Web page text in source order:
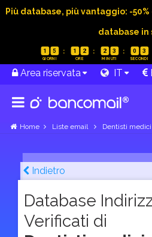
Più database, più vantaggio: -
database in
1 5 1 2 2 3 0 2
Area riservata IT
Home Liste email Dentisti
Indietro
Database
Verificati di